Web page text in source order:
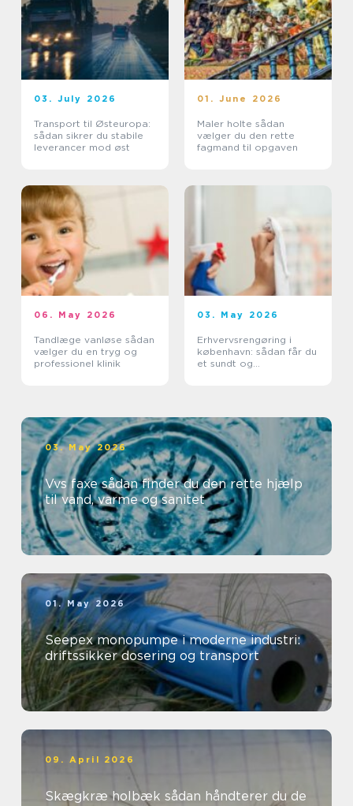
03. July 2026
Transport til Østeuropa:
sådan sikrer du stabile
leverancer mod øst
01. June 2026
Maler holte sådan
vælger du den rette
fagmand til opgaven
06. May 2026
Tandlæge vanløse sådan
vælger du en tryg og
professionel klinik
03. May 2026
Erhvervsrengøring i
københavn: sådan får du
et sundt og
03. May 2026
Vvs faxe sådan finder du den rette hjælp
til vand, varme og sanitet
01. May 2026
Seepex monopumpe i moderne industri:
driftssikker dosering og transport
09. April 2026
Skægkræ holbæk sådan håndterer du de